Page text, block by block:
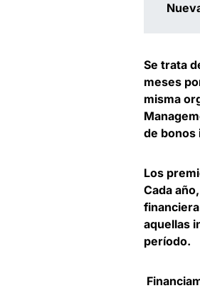
Se trata
meses
misma
de bonos
Los
Cada
aquellas
período.